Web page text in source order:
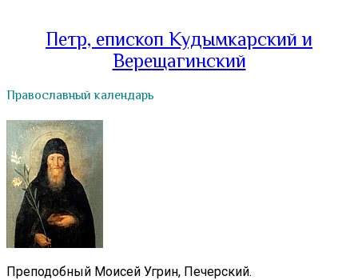
Петр, епископ Кудымкарский и
Верещагинский
Православный календарь
Преподобный Моисей Угрин, Печерский.